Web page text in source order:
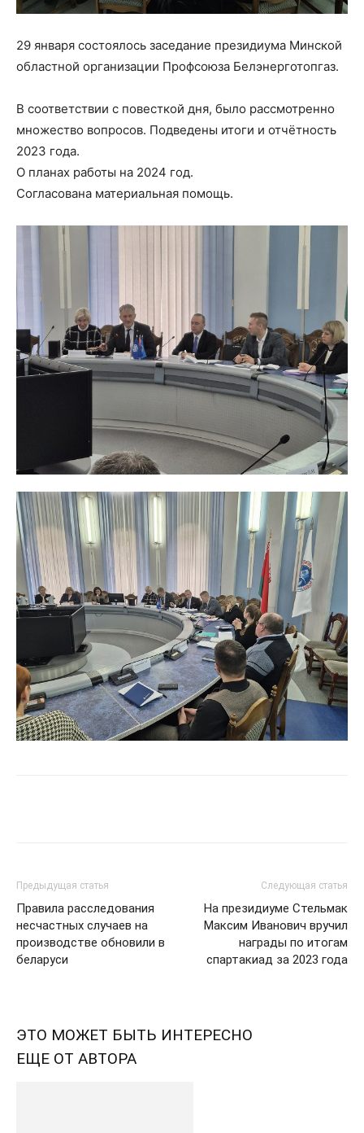
29 января состоялось заседание президиума Минской
областной организации Профсоюза Белэнерготопгаз.
В соответствии с повесткой дня, было рассмотренно
множество вопросов. Подведены итоги и отчётность
2023 года.
О планах работы на 2024 год.
Согласована материальная помощь.
Предыдущая статья
Правила расследования
несчастных случаев на
производстве обновили в
беларуси
Следующая статья
На президиуме Стельмак
Максим Иванович вручил
награды по итогам
спартакиад за 2023 года
ЭТО МОЖЕТ БЫТЬ ИНТЕРЕСНО
ЕЩЕ ОТ АВТОРА